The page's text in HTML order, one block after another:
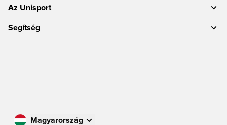
Az Unisport
Segítség
Magyarország